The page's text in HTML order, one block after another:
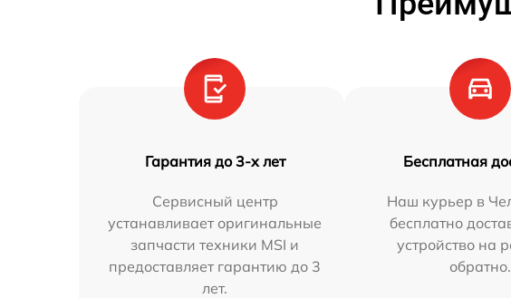
Гарантия до 3-х лет
Сервисный центр
устанавливает оригинальные
запчасти техники MSI и
предоставляет гарантию до 3
лет.
Бесплатная
Наш курьер в
бесплатно
устройство на
обратно.